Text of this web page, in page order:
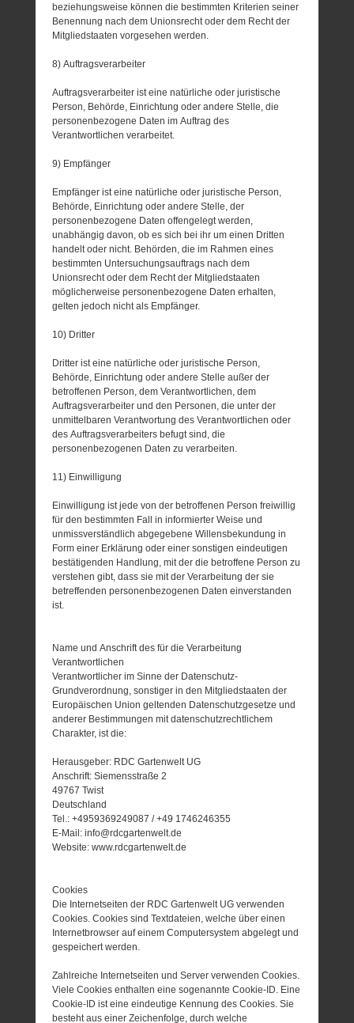
beziehungsweise können die bestimmten Kriterien seiner
Benennung nach dem Unionsrecht oder dem Recht der
Mitgliedstaaten vorgesehen werden.
8) Auftragsverarbeiter
Auftragsverarbeiter ist eine natürliche oder juristische
Person, Behörde, Einrichtung oder andere Stelle, die
personenbezogene Daten im Auftrag des
Verantwortlichen verarbeitet.
9) Empfänger
Empfänger ist eine natürliche oder juristische Person,
Behörde, Einrichtung oder andere Stelle, der
personenbezogene Daten offengelegt werden,
unabhängig davon, ob es sich bei ihr um einen Dritten
handelt oder nicht. Behörden, die im Rahmen eines
bestimmten Untersuchungsauftrags nach dem
Unionsrecht oder dem Recht der Mitgliedstaaten
möglicherweise personenbezogene Daten erhalten,
gelten jedoch nicht als Empfänger.
10) Dritter
Dritter ist eine natürliche oder juristische Person,
Behörde, Einrichtung oder andere Stelle außer der
betroffenen Person, dem Verantwortlichen, dem
Auftragsverarbeiter und den Personen, die unter der
unmittelbaren Verantwortung des Verantwortlichen oder
des Auftragsverarbeiters befugt sind, die
personenbezogenen Daten zu verarbeiten.
11) Einwilligung
Einwilligung ist jede von der betroffenen Person freiwillig
für den bestimmten Fall in informierter Weise und
unmissverständlich abgegebene Willensbekundung in
Form einer Erklärung oder einer sonstigen eindeutigen
bestätigenden Handlung, mit der die betroffene Person zu
verstehen gibt, dass sie mit der Verarbeitung der sie
betreffenden personenbezogenen Daten einverstanden
ist.
Name und Anschrift des für die Verarbeitung
Verantwortlichen
Verantwortlicher im Sinne der Datenschutz-
Grundverordnung, sonstiger in den Mitgliedstaaten der
Europäischen Union geltenden Datenschutzgesetze und
anderer Bestimmungen mit datenschutzrechtlichem
Charakter, ist die:
Herausgeber: RDC Gartenwelt UG
Anschrift: Siemensstraße 2
49767 Twist
Deutschland
Tel.: +4959369249087 / +49 1746246355
E-Mail: info@rdcgartenwelt.de
Website: www.rdcgartenwelt.de
Cookies
Die Internetseiten der RDC Gartenwelt UG verwenden
Cookies. Cookies sind Textdateien, welche über einen
Internetbrowser auf einem Computersystem abgelegt und
gespeichert werden.
Zahlreiche Internetseiten und Server verwenden Cookies.
Viele Cookies enthalten eine sogenannte Cookie-ID. Eine
Cookie-ID ist eine eindeutige Kennung des Cookies. Sie
besteht aus einer Zeichenfolge, durch welche